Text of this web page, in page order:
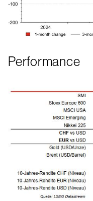
Performance